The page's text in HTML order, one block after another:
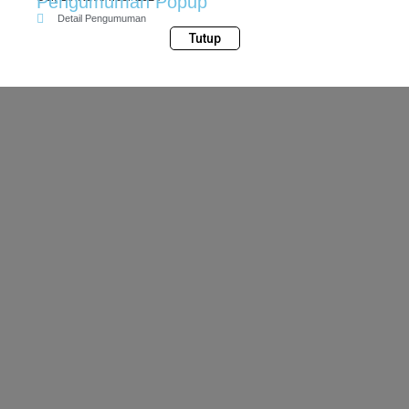
Detail Pengumuman
Tutup